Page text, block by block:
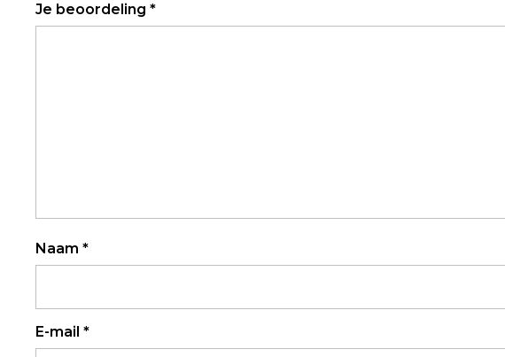
Je beoordeling *
Naam *
E-mail *